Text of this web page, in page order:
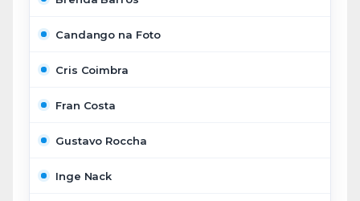
Candango na Foto
Cris Coimbra
Fran Costa
Gustavo Roccha
Inge Nack